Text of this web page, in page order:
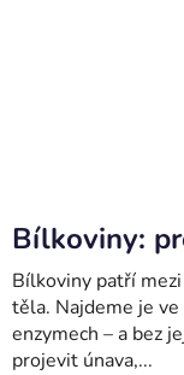
Bílkoviny:
Bílkoviny patří
těla. Najdeme je
enzymech – a bez
projevit únava,...